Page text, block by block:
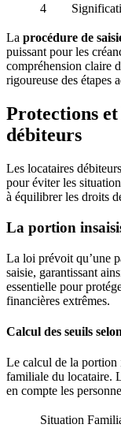
4
La procédure de
puissant pour les
compréhension claire
rigoureuse des étapes
Protections
débiteurs
Les locataires
pour éviter les
à équilibrer les droits
La portion
La loi prévoit qu’une
saisie, garantissant
essentielle pour
financières extrêmes.
Calcul des seuils
Le calcul de la portion
familiale du locataire.
en compte les
Situation